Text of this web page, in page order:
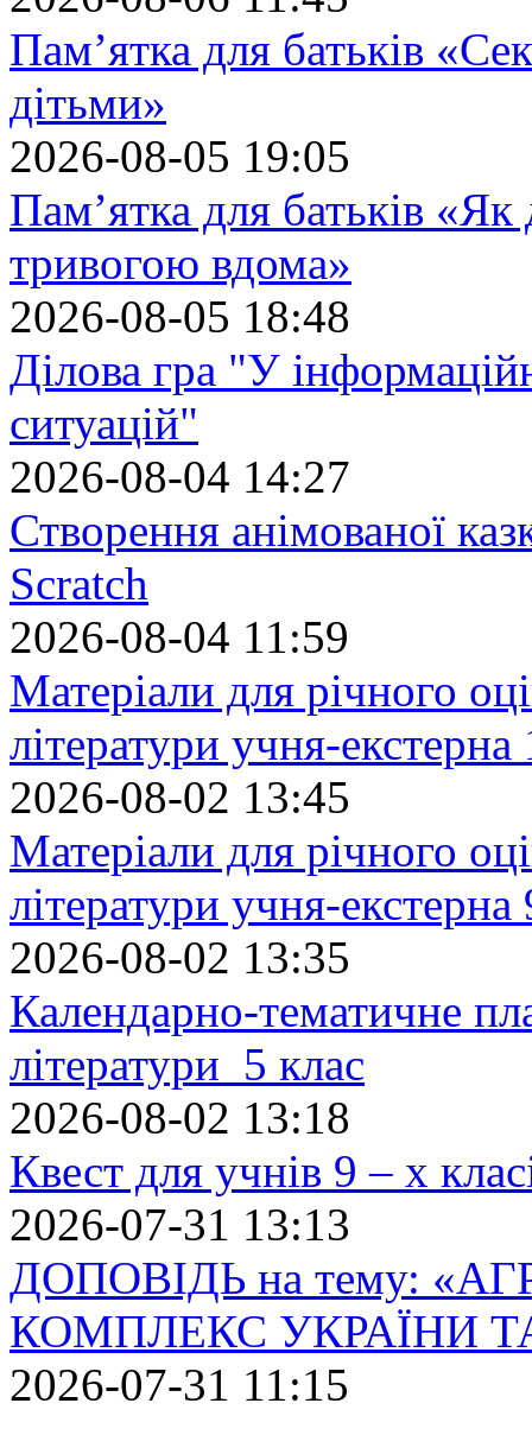
Пам’ятка для батьків
дітьми»
2026-08-05 19:05
Пам’ятка для батьків
тривогою вдома»
2026-08-05 18:48
Ділова гра "У
ситуацій"
2026-08-04 14:27
Створення анімованої
Scratch
2026-08-04 11:59
Матеріали для річного
літератури учня-екстерна
2026-08-02 13:45
Матеріали для річного
літератури учня-екстерна
2026-08-02 13:35
Календарно-тематичне
літератури 5 клас
2026-08-02 13:18
Квест для учнів 9 – х
2026-07-31 13:13
ДОПОВІДЬ на тему:
КОМПЛЕКС УКРАЇНИ
2026-07-31 11:15